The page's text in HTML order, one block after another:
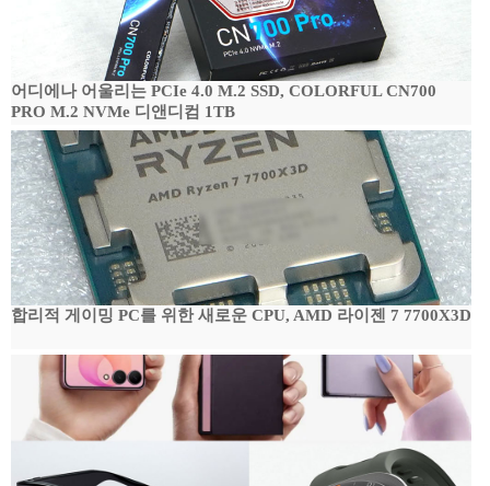
어디에나 어울리는 PCIe 4.0 M.2 SSD, COLORFUL CN700
PRO M.2 NVMe 디앤디컴 1TB
합리적 게이밍 PC를 위한 새로운 CPU, AMD 라이젠 7 7700X3D